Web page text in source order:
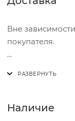
Вне
покупателя.
Итоговая
Наличие